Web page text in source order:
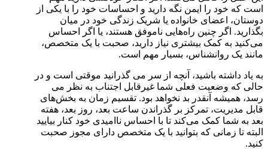
است که خود را ایمن نگه دارید و احساسات خود را با یکی از
دوستان، اعضای خانواده یا شریک زندگی خود در میان
بگذارید. اگر چنین راه‌هایی ناموفق هستند، یا اگر احساس
می‌کنید به کمک بیشتری نیاز دارید، صحبت با یک متخصص،
مانند یک روانشناس، بسیار مهم است.
به یاد داشته باشید، آنچه از سر می گذرانید موقتی است و در
حالی که وضعیت فعلی شما غیرقابل اجتناب به نظر می
رسد، همیشه آنقدر بد نخواهد بود. تقسیم زمان به بخش‌های
قابل مدیریت، تمرکز بر گذراندن ساعت بعد، روز بعد، هفته
بعد به شما کمک می‌کند تا با احساس ناامیدی خود کنار بیایید
البته تا زمانی که بتوانید با یک متخصص دارای مجوز صحبت
کنید.